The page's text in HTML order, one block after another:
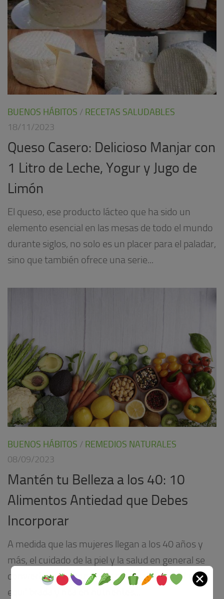
BUENOS HÁBITOS / RECETAS SALUDABLES
18/11/2023
Queso Casero: Delicioso Manjar con
1 Litro de Leche, Yogur y Jugo de
Limón
El queso, ese producto lácteo que ha sido un
elemento esencial en las mesas de todo el mundo
durante siglos, no solo es un placer para el paladar,
sino que también ofrece una serie...
BUENOS HÁBITOS / REMEDIOS NATURALES
08/09/2023
Mantén tu Belleza a los 40: 10
Alimentos Antiedad que Debes
Incorporar
A medida que las mujeres llegan a los 40 años y
más, el cuidado de la piel y la salud en general se
convierten en prioridades esenciales. Una dieta
equilibrada y rica en nutrientes...
✕